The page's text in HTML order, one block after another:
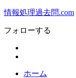
情報処理過去問.com
フォローする
ホーム